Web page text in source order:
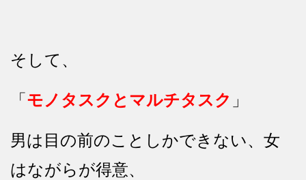
そして、
「 モノタスクとマルチタスク 」
男は目の前のことしかできない、女
はながらが得意、